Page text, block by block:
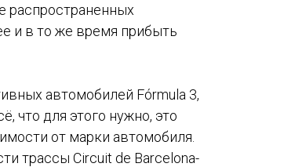
распространенных
и в то же время прибыть
автомобилей Fórmula 3,
что для этого нужно, это
от марки автомобиля.
трассы Circuit de Barcelona-